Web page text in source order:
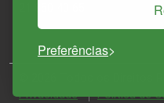
Preferências
Privacidade
Política de